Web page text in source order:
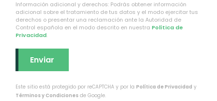
Información adicional y derechos: Podrás obtener información
adicional sobre el tratamiento de tus datos y el modo ejercitar tus
derechos o presentar una reclamación ante la Autoridad de
Control española en el modo descrito en nuestra Política de
Privacidad.
Este sitio está protegido por reCAPTCHA y por la Política de Privacidad y
Términos y Condiciones de Google.